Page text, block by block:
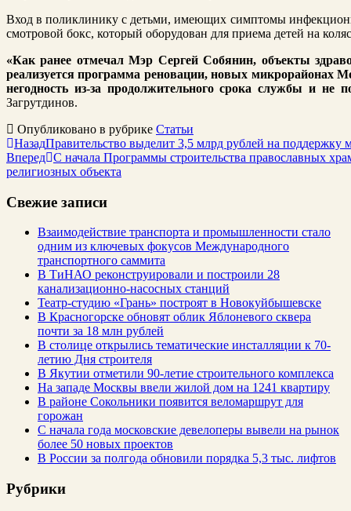
Вход в поликлинику с детьми, имеющих симптомы
смотровой бокс, который оборудован для приема детей на
«Как ранее отмечал Мэр Сергей Собянин, объекты
реализуется программа реновации, новых микрорайонах
негодность из-за продолжительного срока службы и не
Загрутдинов.
Опубликовано в рубрике Статьи
НазадПравительство выделит 3,5 млрд рублей на поддержку
Вперед С начала Программы строительства православных
религиозных объекта
Свежие записи
Взаимодействие транспорта и промышленности стало
одним из ключевых фокусов Международного
транспортного саммита
В ТиНАО реконструировали и построили 28
канализационно-насосных станций
Театр-студию «Грань» построят в Новокуйбышевске
В Красногорске обновят облик Яблоневого сквера
почти за 18 млн рублей
В столице открылись тематические инсталляции к 70-
летию Дня строителя
В Якутии отметили 90-летие строительного комплекса
На западе Москвы ввели жилой дом на 1241 квартиру
В районе Сокольники появится веломаршрут для
горожан
С начала года московские девелоперы вывели на рынок
более 50 новых проектов
В России за полгода обновили порядка 5,3 тыс. лифтов
Рубрики